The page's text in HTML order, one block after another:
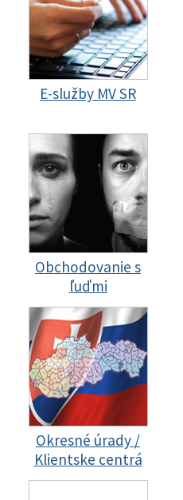
E-služby MV SR
Obchodovanie s
ľuďmi
Okresné úrady /
Klientske centrá